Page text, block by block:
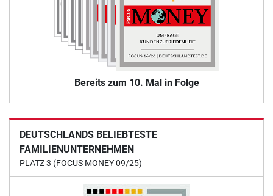
Bereits zum 10. Mal in Folge
DEUTSCHLANDS BELIEBTESTE
FAMILIENUNTERNEHMEN
PLATZ 3 (FOCUS MONEY 09/25)